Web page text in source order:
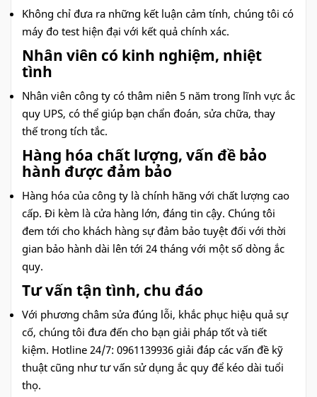
Không chỉ đưa ra những kết luận cảm tính, chúng tôi có
máy đo test hiện đại với kết quả chính xác.
Nhân viên có kinh nghiệm, nhiệt
tình
Nhân viên công ty có thâm niên 5 năm trong lĩnh vực ắc
quy UPS, có thể giúp bạn chẩn đoán, sửa chữa, thay
thế trong tích tắc.
Hàng hóa chất lượng, vấn đề bảo
hành được đảm bảo
Hàng hóa của công ty là chính hãng với chất lượng cao
cấp. Đi kèm là cửa hàng lớn, đáng tin cậy. Chúng tôi
đem tới cho khách hàng sự đảm bảo tuyệt đối với thời
gian bảo hành dài lên tới 24 tháng với một số dòng ắc
quy.
Tư vấn tận tình, chu đáo
Với phương châm sửa đúng lỗi, khắc phục hiệu quả sự
cố, chúng tôi đưa đến cho bạn giải pháp tốt và tiết
kiệm. Hotline 24/7: 0961139936 giải đáp các vấn đề kỹ
thuật cũng như tư vấn sử dụng ắc quy để kéo dài tuổi
thọ.